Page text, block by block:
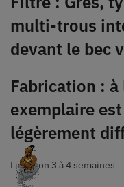
multi-trous
devant le bec
Fabrication :
exemplaire
légèrement
Livraison 3 à 4 semaines